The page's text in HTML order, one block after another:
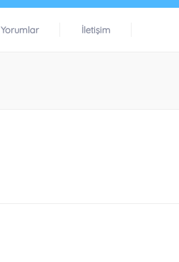
Yorumlar İletişim